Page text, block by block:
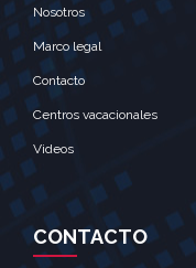
Nosotros
Marco legal
Contacto
Centros vacacionales
Videos
CONTACTO